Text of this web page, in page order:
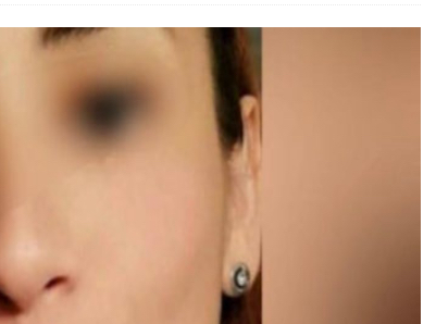
UABJO impulsa la democracia y los derechos humanos desde